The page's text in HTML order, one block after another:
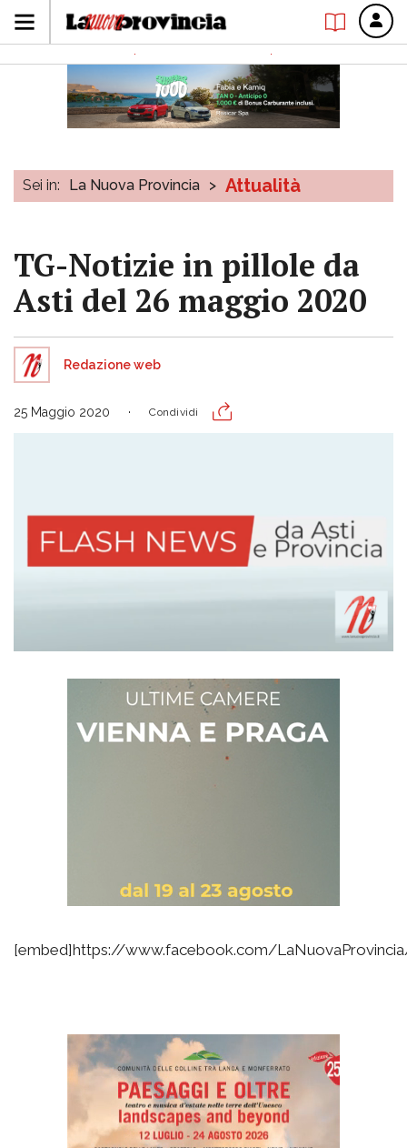
Sei in: La Nuova Provincia > Attualità
TG-Notizie in pillole da
Asti del 26 maggio 2020
Redazione web
25 Maggio 2020 Condividi
[embed]https://www.facebook.com/